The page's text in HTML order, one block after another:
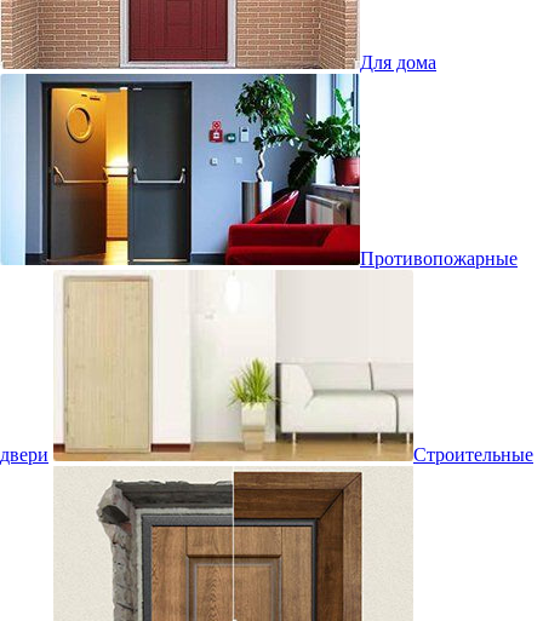
Для дома
Противопожарные
двери Строительные